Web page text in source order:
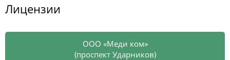
Лицензии
ООО «Меди ком»
(проспект Ударников)